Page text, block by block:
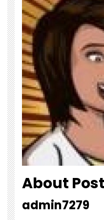
About
admin7279